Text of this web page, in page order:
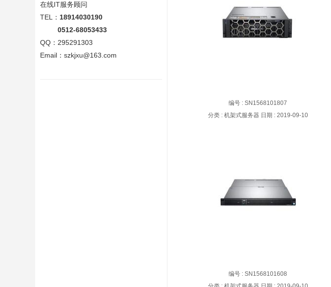
在线IT服务顾问
TEL ： 18914030190
0512-68053433
QQ： 295291303
Email：szkjxu@163. com
PowerEdge R940服务器
编号 : SN1568101807
分类 : 机架式服务器 日期 : 2019-09-10
PowerEdge C4140服务器
编号 : SN1568101608